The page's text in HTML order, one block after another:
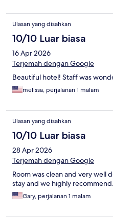
Ulasan yang disahkan
10/10 Luar biasa
16 Apr 2026
Terjemah dengan Google
Beautiful hotel! Staff was
melissa, perjalanan 1 malam
Ulasan yang disahkan
10/10 Luar biasa
28 Apr 2026
Terjemah dengan Google
Room was clean and very well
stay and we highly recommend.
Gary, perjalanan 1 malam